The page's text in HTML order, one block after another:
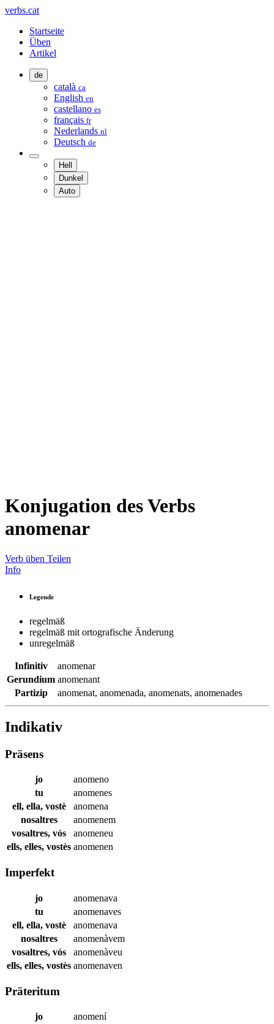
verbs.cat
Startseite
Üben
Artikel
de
català ca
English en
castellano es
français fr
Nederlands nl
Deutsch de
Hell
Dunkel
Auto
Konjugation des Verbs
anomenar
Verb üben Teilen
Info
Legende
regelmäß
regelmäß mit ortografische Änderung
unregelmäß
Infinitiv
anomenar
Gerundium anomenant
Partizip
anomenat, anomenada, anomenats, anomenades
Indikativ
Präsens
jo
anomeno
tu
anomenes
ell, ella, vostè
anomena
nosaltres
anomenem
vosaltres, vós
anomeneu
ells, elles, vostès anomenen
Imperfekt
jo
anomenava
tu
anomenaves
ell, ella, vostè
anomenava
nosaltres
anomenàvem
vosaltres, vós
anomenàveu
ells, elles, vostès anomenaven
Präteritum
jo
anomení